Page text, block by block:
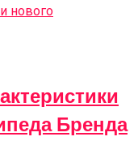
Бренда